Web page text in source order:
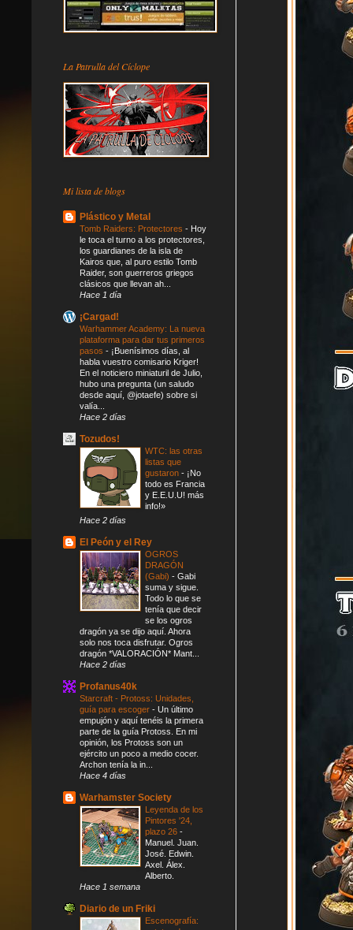
La Patrulla del Cíclope
Mi lista de blogs
Plástico y Metal
Tomb Raiders: Protectores - Hoy
le toca el turno a los protectores,
los guardianes de la isla de
Kairos que, al puro estilo Tomb
Raider, son guerreros griegos
clásicos que llevan ah...
Hace 1 día
¡Cargad!
Warhammer Academy: La nueva
plataforma para dar tus primeros
pasos - ¡Buenísimos días, al
habla vuestro comisario Kriger!
En el noticiero miniaturil de Julio,
hubo una pregunta (un saludo
desde aquí, @jotaefe) sobre si
valía...
Hace 2 días
Tozudos!
WTC: las otras
listas que
gustaron - ¡No
todo es Francia
y E.E.U.U! más
info!»
Hace 2 días
El Peón y el Rey
OGROS
DRAGÓN
(Gabi) - Gabi
suma y sigue.
Todo lo que se
tenía que decir
se los ogros
dragón ya se dijo aquí. Ahora
solo nos toca disfrutar. Ogros
dragón *VALORACIÓN* Mant...
Hace 2 días
Profanus40k
Starcraft - Protoss: Unidades,
guía para escoger - Un último
empujón y aquí tenéis la primera
parte de la guía Protoss. En mi
opinión, los Protoss son un
ejército un poco a medio cocer.
Archon tenía la in...
Hace 4 días
Warhamster Society
Leyenda de los
Pintores '24,
plazo 26 -
Manuel. Juan.
José. Edwin.
Axel. Álex.
Alberto.
Hace 1 semana
Diario de un Friki
Escenografía: